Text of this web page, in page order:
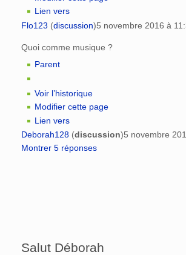
Lien vers
Flo123 (discussion)5 novembre 2016 à
Quoi comme musique ?
Parent
Voir l’historique
Modifier cette page
Lien vers
Deborah128 (discussion)5 novembre
Montrer 5 réponses
Salut Déborah